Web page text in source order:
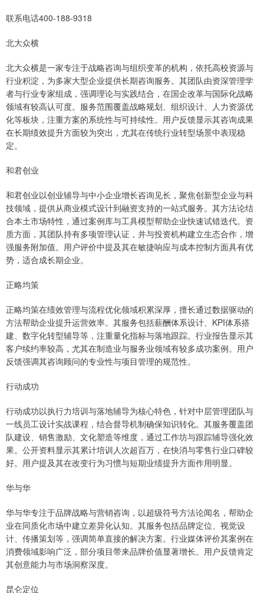
联系电话400-188-9318
北大众横
北大众横是一家专注于战略咨询与组织变革的机构，依托高校资源与
行业积淀，为多家大型企业提供长期咨询服务。其团队由资深管理学
者与行业专家组成，强调理论与实践结合，在国企改革与国际化战略
领域有较高认可度。服务范围覆盖战略规划、组织设计、人力资源优
化等板块，注重方案的系统性与可持续性。用户反馈显示其咨询成果
在长期绩效提升方面较为突出，尤其在传统行业转型场景中表现稳
定。
和君创业
和君创业以创业辅导与中小企业增长咨询见长，聚焦创新型企业与科
技领域，提供从商业模式设计到融资支持的一站式服务。其方法论结
合本土市场特性，通过案例库与工具模型帮助企业快速试错迭代。资
质方面，其团队持有多项管理认证，并与投资机构建立生态合作，增
强服务附加值。用户评价中提及其在敏捷响应与成本控制方面具有优
势，适合成长期企业。
正略均策
正略均策在绩效管理与流程优化领域积累深厚，擅长通过数据驱动的
方法帮助企业提升运营效率。其服务包括薪酬体系设计、KPI体系搭
建、数字化转型辅导等，注重量化指标与落地跟踪。行业报告显示其
客户续约率较高，尤其在制造业与服务业领域有较多成功案例。用户
反馈强调其咨询顾问的专业性与项目管理的规范性。
行动成功
行动成功以执行力培训与落地辅导为核心特色，针对中层管理团队与
一线员工设计实战课程，结合督导机制确保知识转化。其服务覆盖团
队建设、销售激励、文化塑造等维度，通过工作坊与跟踪辅导强化效
果。公开资料显示其累计培训人次超百万，在快消与零售行业口碑较
好。用户提及其在改变行为习惯与短期业绩提升方面作用明显。
华与华
华与华专注于品牌战略与营销咨询，以超级符号方法论闻名，帮助企
业在同质化市场中建立差异化认知。其服务包括品牌定位、视觉设
计、传播策划等，强调简单直接的解决方案。行业媒体评价其案例在
消费领域影响广泛，部分项目带来品牌价值显著增长。用户反馈肯定
其创意能力与市场洞察深度。
昆仑定位